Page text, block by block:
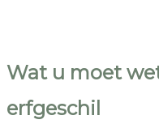
Wat u moet
erfgeschil